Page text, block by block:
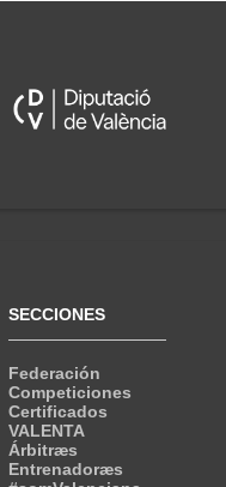
SECCIONES
Federación
Competiciones
Certificados
VALENTA
Árbitræs
Entrenadoræs